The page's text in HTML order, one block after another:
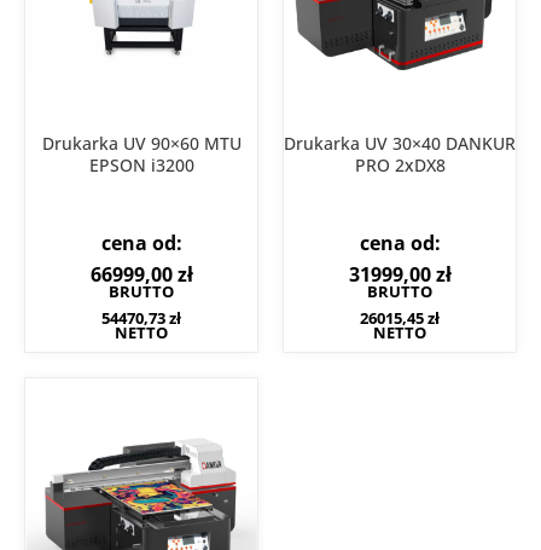
Drukarka UV 90×60 MTU
EPSON i3200
cena od:
66999,00zł
BRUTTO
54470,73zł
NETTO
Drukarka UV 30×40 DANKUR
PRO 2xDX8
cena od:
31999,00zł
BRUTTO
26015,45zł
NETTO